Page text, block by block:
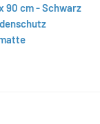
90 cm - Schwarz